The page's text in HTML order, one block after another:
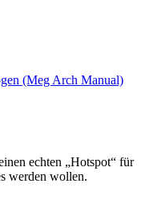
(Meg Arch Manual)
echten „Hotspot“ für
werden wollen.